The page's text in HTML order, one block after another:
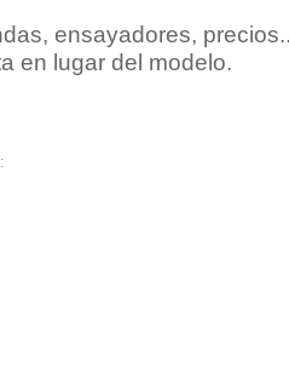
ensayadores,
en lugar del modelo.